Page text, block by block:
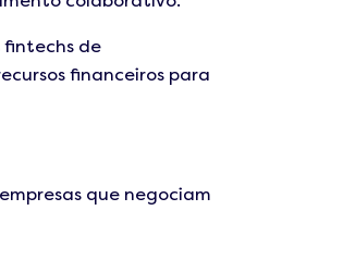
fintechs de
financeiros para
que negociam